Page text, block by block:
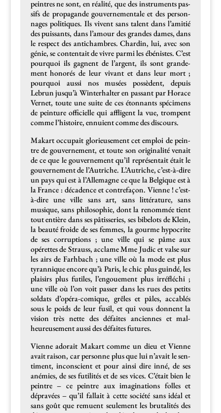
pein­tres ne sont, en réal­ité, que des instru­ments pas­
sifs de pro­pa­gande gou­verne­men­tale et des per­son­
nages poli­tiques. Ils vivent sans tal­ent dans l’amitié
des puis­sants, dans l’amour des grandes dames, dans
le respect des anticham­bres. Chardin, lui, avec son
génie, se con­tentait de vivre par­mi les ébénistes. C’est
pourquoi ils gag­nent de l’argent, ils sont grande­
ment hon­orés de leur vivant et dans leur mort ;
pourquoi aus­si nos musées pos­sè­dent, depuis
Lebrun jusqu’à Win­ter­hal­ter en pas­sant par Horace
Ver­net, toute une suite de ces éton­nants spéci­mens
de pein­ture offi­cielle qui affli­gent la vue, trompent
comme l’histoire, ennuient comme des discours.
Makart occu­pait glo­rieuse­ment cet emploi de pein­
tre de gou­verne­ment, et toute son orig­i­nal­ité venait
de ce que le gou­verne­ment qu’il représen­tait était le
gou­verne­ment de l’Autriche. L’Autriche, c’est-à-dire
un pays qui est à l’Allemagne ce que la Bel­gique est à
la France : déca­dence et con­tre­façon. Vienne ! c’est-
à-dire une ville sans art, sans lit­téra­ture, sans
musique, sans philoso­phie, dont la renom­mée tient
tout entière dans ses pâtis­series, ses bibelots de Klein,
la beauté froide de ses femmes, la gourme hyp­ocrite
de ses cor­rup­tions ; une ville qui se pâme aux
opérettes de Strauss, acclame Mme Judic et valse sur
les airs de Farhbach ; une ville où la mode est plus
tyran­nique encore qu’à Paris, le chic plus guindé, les
plaisirs plus futiles, l’engouement plus irréfléchi ;
une ville où l’on voit pass­er dans les rues des petits
sol­dats d’opéra-comique, grêles et pâles, acca­blés
sous le poids de leur fusil, et qui vous don­nent la
vision très nette des défaites anci­ennes et mal­
heureuse­ment aus­si des défaites futures.
Vienne ado­rait Makart comme un dieu et Vienne
avait rai­son, car per­son­ne plus que lui n’avait le sen­
ti­ment, incon­scient et pour ain­si dire inné, de ses
anémies, de ses futil­ités et de ses vices. C’était bien le
pein­tre – ce pein­tre aux imag­i­na­tions folles et
dépravées – qu’il fal­lait à cette société sans idéal et
sans goût que remuent seule­ment les bru­tal­ités des